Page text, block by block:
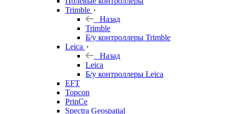
Trimble
Назад
Trimble
Б/у контроллеры Trimble
Leica
Назад
Leica
Б/у контроллеры Leica
EFT
Topcon
PrinCe
Spectra Geospatial